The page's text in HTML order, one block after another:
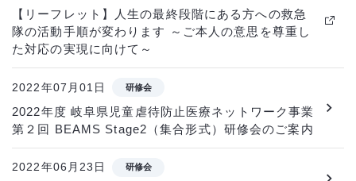
【リーフレット】人生の最終段階にある方への救急
隊の活動手順が変わります ～ご本人の意思を尊重し
た対応の実現に向けて～
2022年07月01日 研修会
2022年度 岐阜県児童虐待防止医療ネットワーク事業
第２回 BEAMS Stage2（集合形式）研修会のご案内
2022年06月23日 研修会